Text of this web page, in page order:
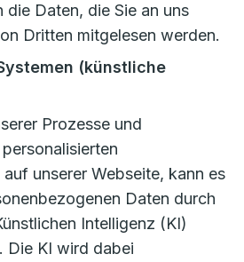
Daten, die Sie an uns
Dritten mitgelesen werden.
(künstliche
Prozesse und
unserer Webseite, kann es
Daten durch
Intelligenz (KI)
Die KI wird dabei